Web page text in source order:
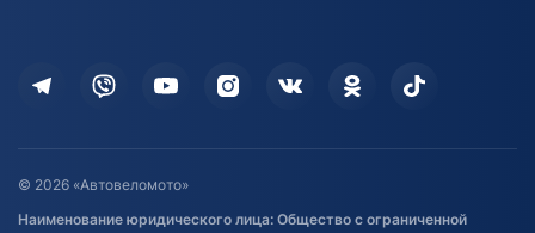
Дополнительные услуги
Оставить отзыв
Договор публичной оферты
© 2026 «Автовеломото»
Наименование юридического лица: Общество с ограниченной